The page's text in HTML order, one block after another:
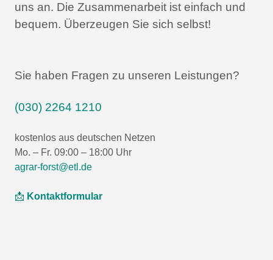
uns an. Die Zusammenarbeit ist einfach und
bequem. Überzeugen Sie sich selbst!
Sie haben Fragen zu unseren Leistungen?
(030) 2264 1210
kostenlos aus deutschen Netzen
Mo. – Fr. 09:00 – 18:00 Uhr
agrar-forst@etl.de
📩 Kontaktformular